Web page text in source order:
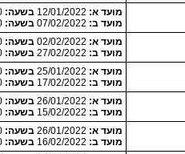
מועד א: 12/01/2022 בשעה:
מועד ב: 07/02/2022 בשעה:
מועד א: 02/02/2022 בשעה:
מועד ב: 27/02/2022 בשעה:
מועד א: 25/01/2022 בשעה:
מועד ב: 17/02/2022 בשעה:
מועד א: 26/01/2022 בשעה:
מועד ב: 15/02/2022 בשעה:
מועד א: 26/01/2022 בשעה:
מועד ב: 16/02/2022 בשעה: